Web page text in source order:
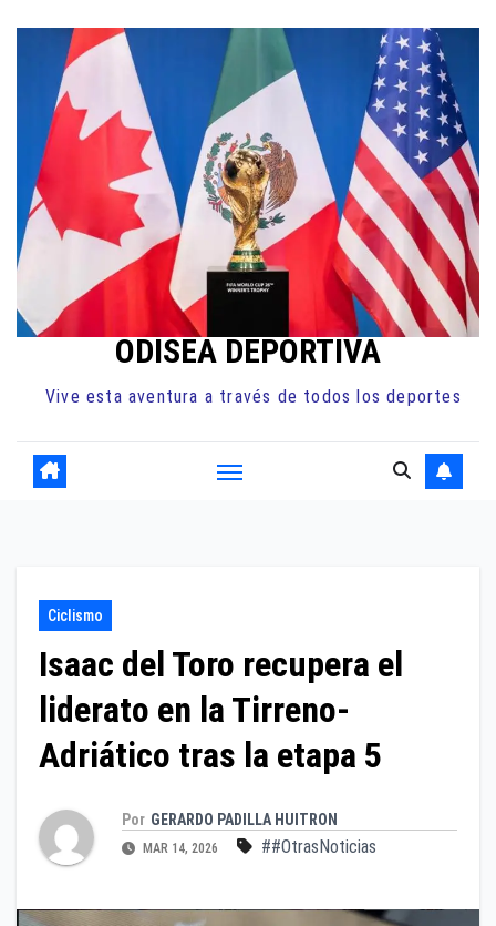
contenido
ODISEA DEPORTIVA
Vive esta aventura a través de todos los deportes
Ciclismo
Isaac del Toro recupera el
liderato en la Tirreno-
Adriático tras la etapa 5
Por GERARDO PADILLA HUITRON
MAR 14, 2026 ##OtrasNoticias